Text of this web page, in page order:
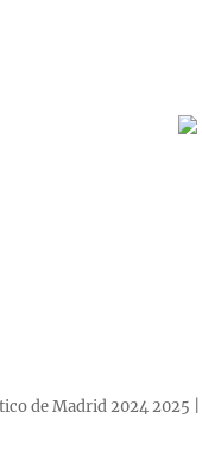
de Madrid 2024 2025